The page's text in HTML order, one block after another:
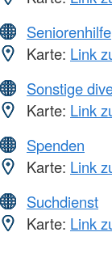
Seniorenhilfe
Karte: Link
Sonstige
Karte: Link
Spenden
Karte: Link
Suchdienst
Karte: Link